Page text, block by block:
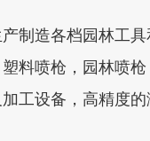
制造各档园林工具
料喷枪，园林喷
工设备，高精度